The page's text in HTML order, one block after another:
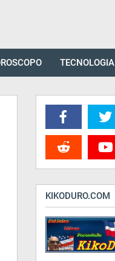
TECNOLOGIA
KIKODURO.COM